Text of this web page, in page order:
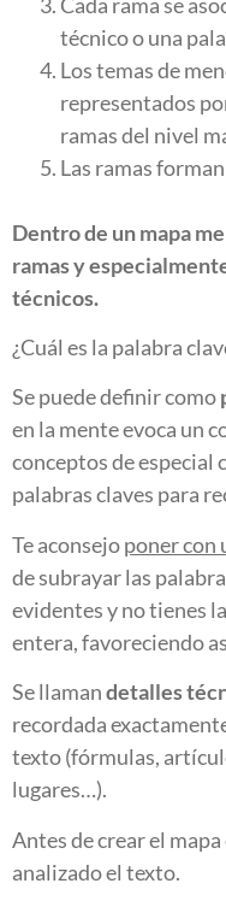
técnico o una
Los temas de
representados
ramas del nivel
Las ramas
Dentro de un mapa
ramas y
técnicos.
¿Cuál es la palabra
Se puede definir como
en la mente evoca un
conceptos de especial
palabras claves para
Te aconsejoponer con
de subrayar las
evidentes y no tienes
entera, favoreciendo
Se llamandetalles
recordada
texto (fórmulas,
lugares…).
Antes de crear el
analizado el texto.